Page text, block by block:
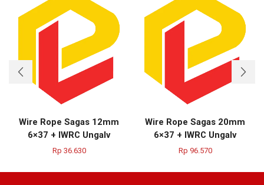
Wire Rope Sagas 12mm
6×37 + IWRC Ungalv
Rp 36.630
Wire Rope Sagas 20mm
6×37 + IWRC Ungalv
Rp 96.570